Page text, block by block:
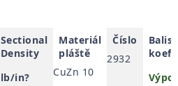
Sectional
Density
lb/in?
Materiál
pláště
CuZn 10
Číslo
2932